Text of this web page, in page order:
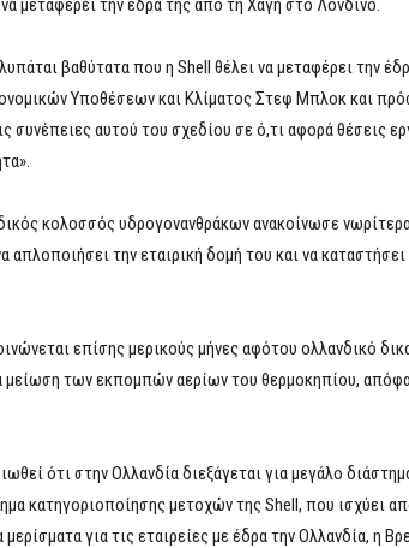
μεταφέρει την έδρα της από τη Χάγη στο Λονδίνο.
βαθύτατα που η Shell θέλει να μεταφέρει την
Υποθέσεων και Κλίματος Στεφ Μπλοκ και
συνέπειες αυτού του σχεδίου σε ό,τι αφορά θέσεις
κολοσσός υδρογονανθράκων ανακοίνωσε
απλοποιήσει την εταιρική δομή του και να
επίσης μερικούς μήνες αφότου ολλανδικό
μείωση των εκπομπών αερίων του θερμοκηπίου,
ότι στην Ολλανδία διεξάγεται για μεγάλο
κατηγοριοποίησης μετοχών της Shell, που ισχύει
για τις εταιρείες με έδρα την Ολλανδία, η